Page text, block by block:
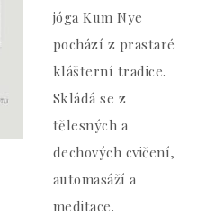
jóga Kum Nye
pochází z prastaré
klášterní tradice.
Skládá se z
tělesných a
dechových cvičení,
automasáží a
meditace.